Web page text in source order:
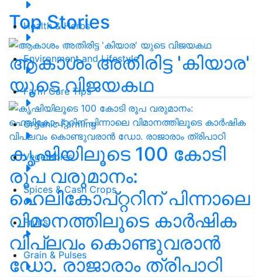
Health & Herbs
Environment and Lifestyle
Farm Care Tips
Organic Farming
Vegetables
Spices & Cash Crops
Fruits
Grain & Pulses
Top Stories
ആകാശം അതിരിട്ട 'കിയാര'
യുടെ വിജയകഥ
കൃഷിയിലൂടെ 100 കോടി
രൂപ വരുമാനം:
ഹെലികോപ്റ്ററിന് പിന്നാലെ
വിമാനത്തിലൂടെ കാർഷിക
വിപ്ലവം കൊണ്ടുവരാൻ
ഡോ. രാജാരാം ത്രിപാഠി